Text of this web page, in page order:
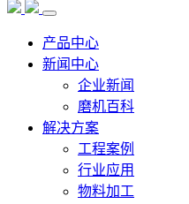
产品中心
新闻中心
企业新闻
磨机百科
解决方案
工程案例
行业应用
物料加工